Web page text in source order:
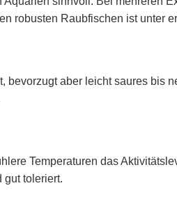
robusten Raubfischen ist unter
bevorzugt aber leicht saures bis
Temperaturen das
gut toleriert.